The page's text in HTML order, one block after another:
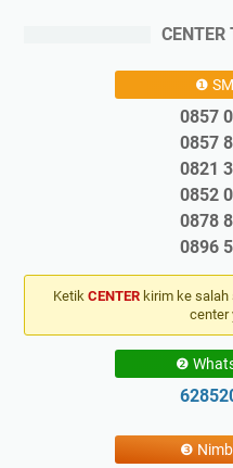
CENTER
❶
0857
0857
0821
0852
0878
0896
Ketik CENTER kirim ke
center
❷
❸